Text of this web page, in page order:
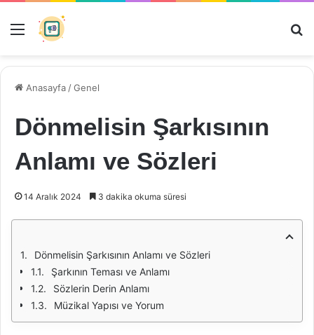
Menü
Anasayfa /Genel
Dönmelisin Şarkısının
Anlamı ve Sözleri
14 Aralık 2024 3 dakika okuma süresi
Dönmelisin Şarkısının Anlamı ve Sözleri
Şarkının Teması ve Anlamı
Sözlerin Derin Anlamı
Müzikal Yapısı ve Yorum